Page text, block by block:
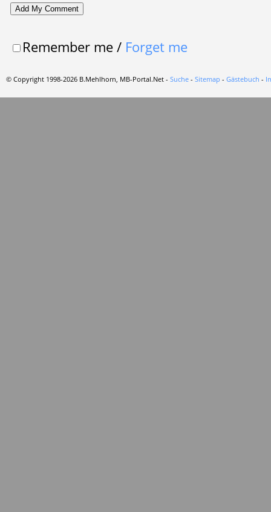
Remember me/ Forget me
© Copyright 1998-2026 B.Mehlhorn, MB-Portal.Net - Suche - Sitemap - Gästebuch -